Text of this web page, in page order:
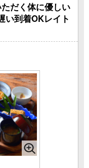
だく体に優しい
到着OKレイト